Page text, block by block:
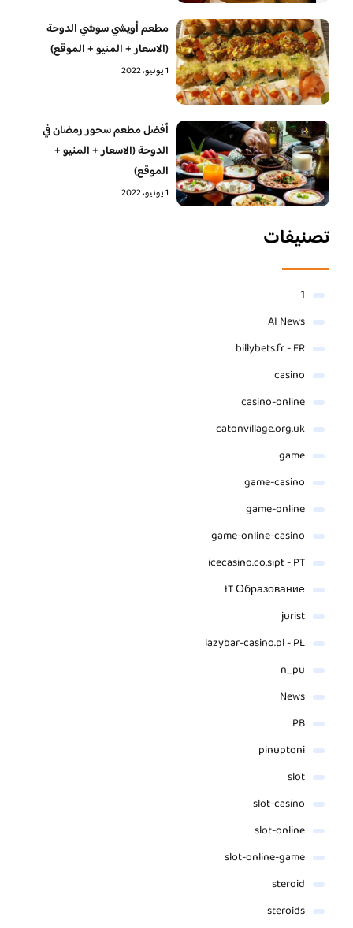
مطعم أويشي سوشي الدوحة
(الاسعار + المنيو + الموقع)
1 يونيو، 2022
أفضل مطعم سحور رمضان في
الدوحة (الاسعار + المنيو +
الموقع)
1 يونيو، 2022
تصنيفات
1
AI News
billybets.fr - FR
casino
casino-online
catonvillage.org.uk
game
game-casino
game-online
game-online-casino
icecasino.co.sipt - PT
IT Образование
jurist
lazybar-casino.pl - PL
n_pu
News
PB
pinuptoni
slot
slot-casino
slot-online
slot-online-game
steroid
steroids